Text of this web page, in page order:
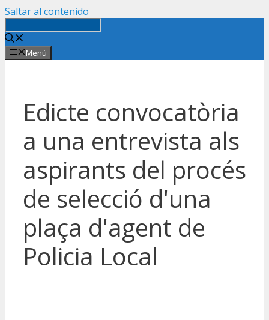
Saltar al contenido
Menú
Edicte convocatòria
a una entrevista als
aspirants del procés
de selecció d'una
plaça d'agent de
Policia Local